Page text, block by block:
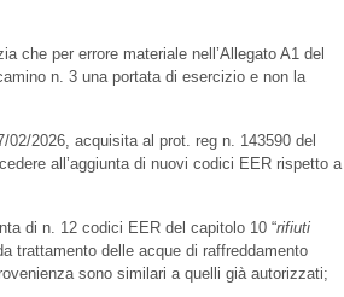
che per errore materiale nell’Allegato A1 del
n. 3 una portata di esercizio e non la
2026, acquisita al prot. reg n. 143590 del
all’aggiunta di nuovi codici EER rispetto a
di n. 12 codici EER del capitolo 10 “rifiuti
trattamento delle acque di raffreddamento
sono similari a quelli già autorizzati;